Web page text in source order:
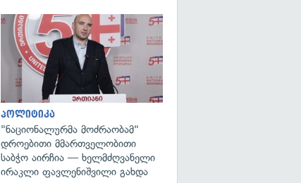
პოლიტიკა
"ნაციონალურმა მოძრაობამ"
დროებითი მმართველობითი
საბჭო აირჩია — ხელმძღვანელი
ირაკლი ფავლენიშვილი გახდა